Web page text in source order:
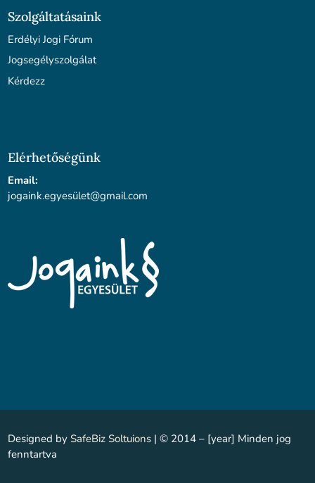
Szolgáltatásaink
Erdélyi Jogi Fórum
Jogsegélyszolgálat
Kérdezz
Elérhetőségünk
Email:
jogaink.egyesület@gmail.com
Designed bySafeBiz Soltuions | © 2014 – [year] Minden jog
fenntartva